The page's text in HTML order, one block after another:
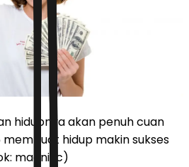
hidupnya akan penuh cuan
hidup makin sukses
magnific)